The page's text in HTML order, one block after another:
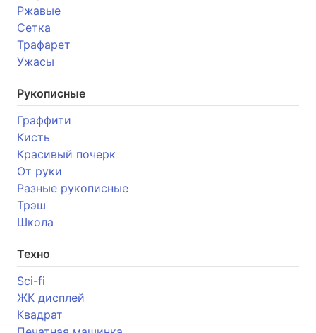
Ржавые
Сетка
Трафарет
Ужасы
Рукописные
Граффити
Кисть
Красивый почерк
От руки
Разные рукописные
Трэш
Школа
Техно
Sci-fi
ЖК дисплей
Квадрат